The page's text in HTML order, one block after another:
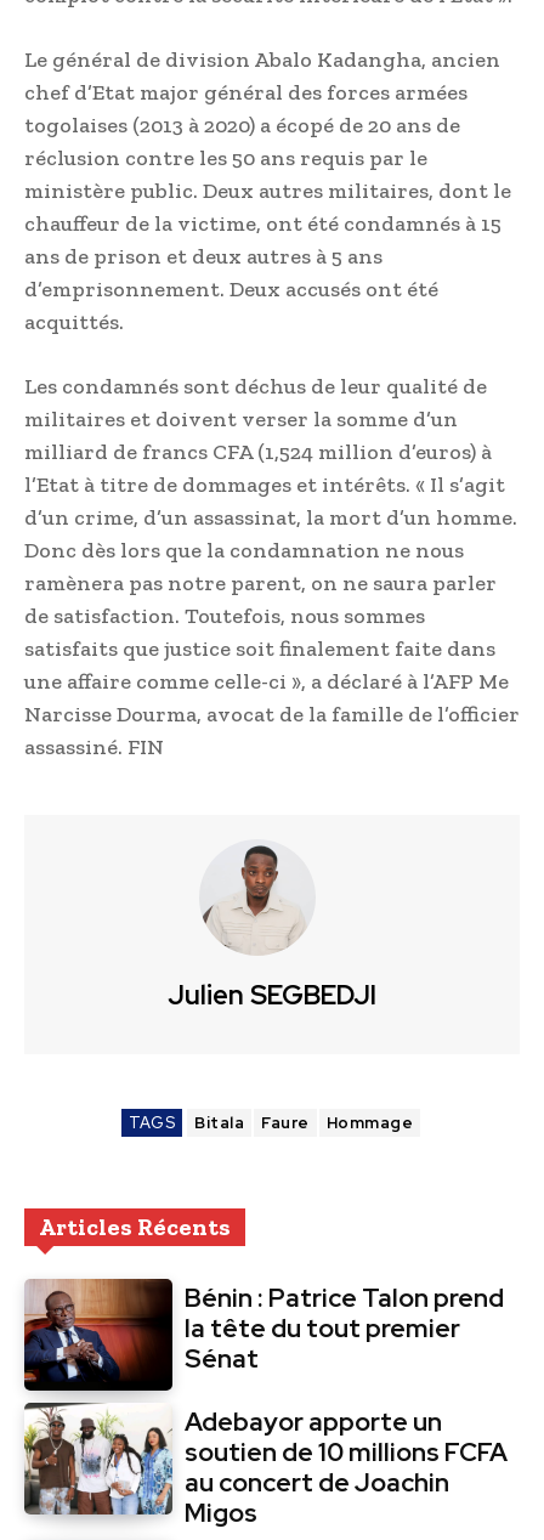
Le général de division Abalo Kadangha, ancien
chef d’Etat major général des forces armées
togolaises (2013 à 2020) a écopé de 20 ans de
réclusion contre les 50 ans requis par le
ministère public. Deux autres militaires, dont le
chauffeur de la victime, ont été condamnés à 15
ans de prison et deux autres à 5 ans
d’emprisonnement. Deux accusés ont été
acquittés.
Les condamnés sont déchus de leur qualité de
militaires et doivent verser la somme d’un
milliard de francs CFA (1,524 million d’euros) à
l’Etat à titre de dommages et intérêts. « Il s’agit
d’un crime, d’un assassinat, la mort d’un homme.
Donc dès lors que la condamnation ne nous
ramènera pas notre parent, on ne saura parler
de satisfaction. Toutefois, nous sommes
satisfaits que justice soit finalement faite dans
une affaire comme celle-ci », a déclaré à l’AFP Me
Narcisse Dourma, avocat de la famille de l’officier
assassiné. FIN
Julien SEGBEDJI
TAGS Bitala Faure Hommage
Articles Récents
Bénin : Patrice Talon prend
la tête du tout premier
Sénat
Adebayor apporte un
soutien de 10 millions FCFA
au concert de Joachin
Migos